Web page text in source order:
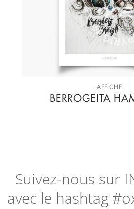
AFFICHE
BERROGEITA
Suivez-nous sur
avec le hashtag